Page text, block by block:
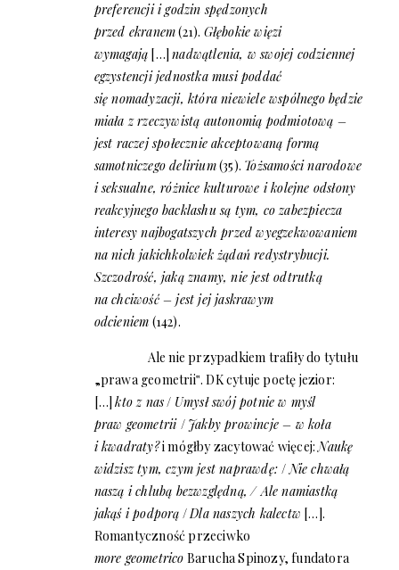
preferencji i godzin spędzonych
przed ekranem(21). Głębokie więzi
wymagają […]nadwątlenia, w swojej codziennej
egzystencji jednostka musi poddać
się nomadyzacji, która niewiele wspólnego będzie
miała z rzeczywistą autonomią podmiotową –
jest raczej społecznie akceptowaną formą
samotniczego delirium(35). Tożsamości narodowe
i seksualne, różnice kulturowe i kolejne odsłony
reakcyjnego backlashu są tym, co zabezpiecza
interesy najbogatszych przed wyegzekwowaniem
na nich jakichkolwiek żądań redystrybucji.
Szczodrość, jaką znamy, nie jest odtrutką
na chciwość – jest jej jaskrawym
odcieniem (142).
Ale nie przypadkiem trafiły do tytułu
„prawa geometrii‟. DK cytuje poetę jezior:
[…]kto z nas / Umysł swój potnie w myśl
praw geometrii / Jakby prowincje – w koła
i kwadraty?i mógłby zacytować więcej: Naukę
widzisz tym, czym jest naprawdę: / Nie chwałą
naszą i chlubą bezwzględną, / Ale namiastką
jakąś i podporą / Dla naszych kalectw […].
Romantyczność przeciwko
more geometrico Barucha Spinozy, fundatora